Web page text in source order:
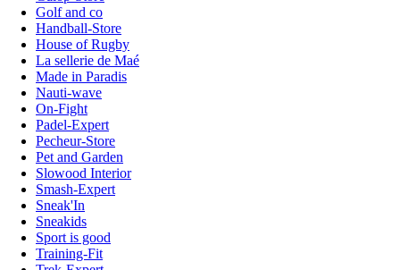
Golf and co
Handball-Store
House of Rugby
La sellerie de Maé
Made in Paradis
Nauti-wave
On-Fight
Padel-Expert
Pecheur-Store
Pet and Garden
Slowood Interior
Smash-Expert
Sneak'In
Sneakids
Sport is good
Training-Fit